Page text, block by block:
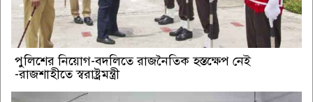
পুলিশের নিয়োগ-বদলিতে রাজনৈতিক হস্তক্ষেপ নেই
-রাজশাহীতে স্বরাষ্ট্রমন্ত্রী